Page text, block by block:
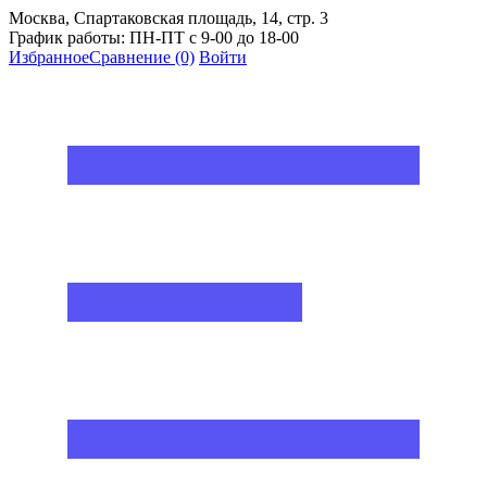
Москва, Спартаковская площадь, 14, стр. 3
График работы: ПН-ПТ с 9-00 до 18-00
ИзбранноеСравнение (0) Войти